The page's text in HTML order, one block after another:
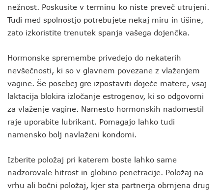
nežnost. Poskusite v terminu ko niste preveč utrujeni.
Tudi med spolnostjo potrebujete nekaj miru in tišine,
zato izkoristite trenutek spanja vašega dojenčka.
Hormonske spremembe privedejo do nekaterih
nevšečnosti, ki so v glavnem povezane z vlaženjem
vagine. Še posebej gre izpostaviti doječe matere, vsaj
laktacija blokira izločanje estrogenov, ki so odgovorni
za vlaženje vagine. Namesto hormonskih nadomestil
raje uporabite lubrikant. Pomagajo lahko tudi
namensko bolj navlaženi kondomi.
Izberite položaj pri katerem boste lahko same
nadzorovale hitrost in globino penetracije. Položaj na
vrhu ali bočni položaj, kjer sta partnerja obrnjena drug